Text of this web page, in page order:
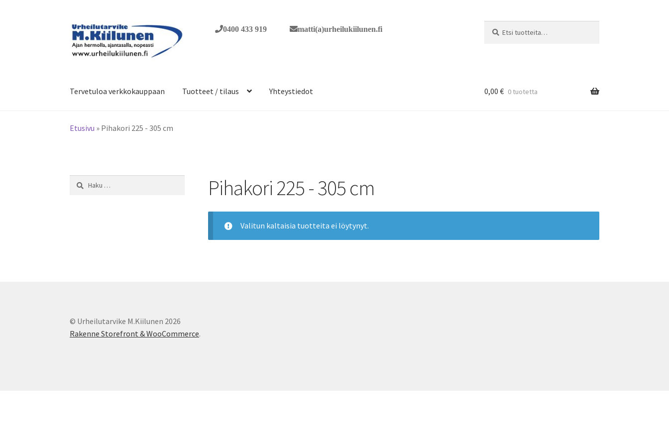
0400 433 919 matti(a)urheilukiilunen.fi
Siirry
navigointiin
Siirry
sisältöön
Tervetuloa verkkokauppaan Tuotteet / tilaus Yhteystiedot 0,00 € 0 tuotetta
Etusivu » Pihakori 225 - 305 cm
Pihakori 225 - 305 cm
Valitun kaltaisia tuotteita ei löytynyt.
Haku:
© Urheilutarvike M.Kiilunen 2026
Rakenne Storefront & WooCommerce.